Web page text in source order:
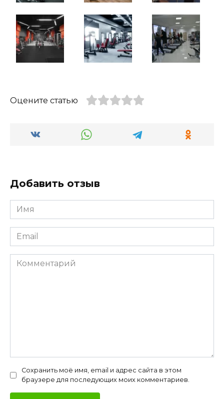
Оцените статью
Добавить отзыв
Имя
*
Email
*
Комментарий
Сохранить моё имя, email и адрес сайта в этом
браузере для последующих моих комментариев.